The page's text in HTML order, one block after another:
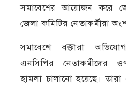
সমাবেশের আয়োজন করে
জেলা কমিটির নেতাকর্মীরা
সমাবেশে বক্তারা
এনসিপির নেতাকর্মীদের
হামলা চালানো হয়েছে। তারা